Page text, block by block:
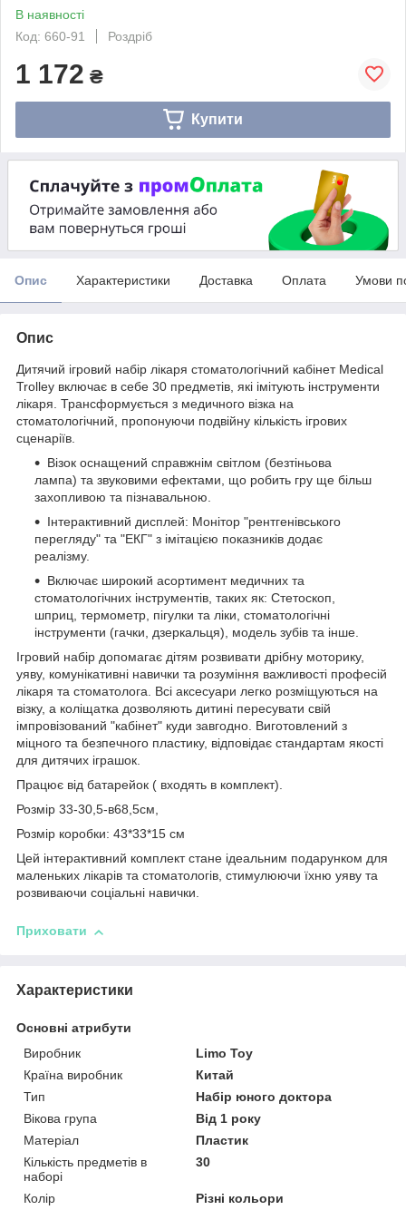
В наявності
Код: 660-91
Роздріб
1 172 ₴
Купити
Опис Характеристики Доставка Оплата Умови
Опис
Дитячий ігровий набір лікаря стоматологічний кабінет Medical
Trolley включає в себе 30 предметів, які імітують інструменти
лікаря. Трансформується з медичного візка на
стоматологічний, пропонуючи подвійну кількість ігрових
сценаріїв.
Візок оснащений справжнім світлом (безтіньова
лампа) та звуковими ефектами, що робить гру ще більш
захопливою та пізнавальною.
Інтерактивний дисплей: Монітор "рентгенівського
перегляду" та "ЕКГ" з імітацією показників додає
реалізму.
Включає широкий асортимент медичних та
стоматологічних інструментів, таких як: Стетоскоп,
шприц, термометр, пігулки та ліки, стоматологічні
інструменти (гачки, дзеркальця), модель зубів та інше.
Ігровий набір допомагає дітям розвивати дрібну моторику,
уяву, комунікативні навички та розуміння важливості професій
лікаря та стоматолога. Всі аксесуари легко розміщуються на
візку, а коліщатка дозволяють дитині пересувати свій
імпровізований "кабінет" куди завгодно. Виготовлений з
міцного та безпечного пластику, відповідає стандартам якості
для дитячих іграшок.
Працює від батарейок ( входять в комплект).
Розмір 33-30,5-в68,5см,
Розмір коробки: 43*33*15 см
Цей інтерактивний комплект стане ідеальним подарунком для
маленьких лікарів та стоматологів, стимулюючи їхню уяву та
розвиваючи соціальні навички.
Приховати
Характеристики
Основні атрибути
Виробник
Limo Toy
Країна виробник
Китай
Тип
Набір юного доктора
Вікова група
Від 1 року
Матеріал
Пластик
Кількість предметів в
наборі
30
Колір
Різні кольори